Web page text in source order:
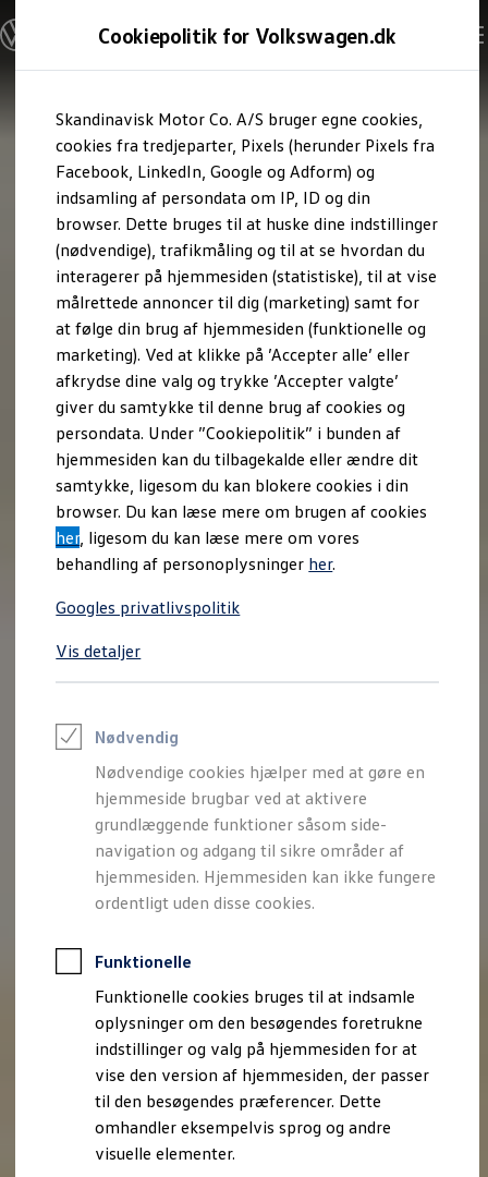
Cookiepolitik for Volkswagen.dk
Skandinavisk Motor Co. A/S bruger egne cookies,
cookies fra tredjeparter, Pixels (herunder Pixels fra
Facebook, LinkedIn, Google og Adform) og
indsamling af persondata om IP, ID og din
browser. Dette bruges til at huske dine indstillinger
(nødvendige), trafikmåling og til at se hvordan du
interagerer på hjemmesiden (statistiske), til at vise
målrettede annoncer til dig (marketing) samt for
at følge din brug af hjemmesiden (funktionelle og
marketing). Ved at klikke på ’Accepter alle’ eller
afkrydse dine valg og trykke ’Accepter valgte’
giver du samtykke til denne brug af cookies og
persondata. Under ”Cookiepolitik” i bunden af
hjemmesiden kan du tilbagekalde eller ændre dit
samtykke, ligesom du kan blokere cookies i din
browser. Du kan læse mere om brugen af cookies
her, ligesom du kan læse mere om vores
behandling af personoplysninger her.
Googles privatlivspolitik
Vis detaljer
Nødvendig
Nødvendige cookies hjælper med at gøre en
hjemmeside brugbar ved at aktivere
grundlæggende funktioner såsom side-
navigation og adgang til sikre områder af
hjemmesiden. Hjemmesiden kan ikke fungere
ordentligt uden disse cookies.
Funktionelle
Funktionelle cookies bruges til at indsamle
oplysninger om den besøgendes foretrukne
indstillinger og valg på hjemmesiden for at
vise den version af hjemmesiden, der passer
til den besøgendes præferencer. Dette
omhandler eksempelvis sprog og andre
visuelle elementer.
hovedindhold
footer
Modeller og konfigurator
Byg din Volkswagen
Alle modeller
Kend din Volkswagen
Erhvervsbiler
Værktøjskassen
ConnectedFleet
Service
California on Tour app
Elektriske biler
Elbiler
ID. Polo
ID. Cross
ID.3 Neo
ID.4
ID.5
ID.7
ID.7 Tourer
ID. Buzz
Konceptbiler
ID. EVERY1
ID. 2all & ID. GTI
Varebiler på el
Elektromobilitet i dagligdagen
Eldrevne modeller
ID. Buzz Cargo
Opladning og Rækkevidde
Opladning med Clever
Opladning med Clever - Erhvervsbiler
Udregn din rækkevidde
Lær din ID. at kende
Varmepumpe
Energieffektivitet
Teaser Battery Regulation
Software og konnektivitet
ID. Software 6.0
ID.- softwareversioner og opdateringer
Grænseflader til din ID.
Køb og leasing
Lagerbiler til hurtig levering
Book en prøvetur
Bestil et tilbud
Brugte biler
Pendlerleasing
Budgetberegner
Firmabil
Vejen til en ny Volkswagen
Online Privatleasing
Finansiering og forsikring
Volkswagen Forsikring
Volkswagen Finansiering